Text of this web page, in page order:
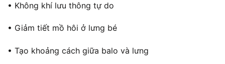
• Không khí lưu thông tự do
• Giảm tiết mồ hôi ở lưng bé
• Tạo khoảng cách giữa balo và lưng